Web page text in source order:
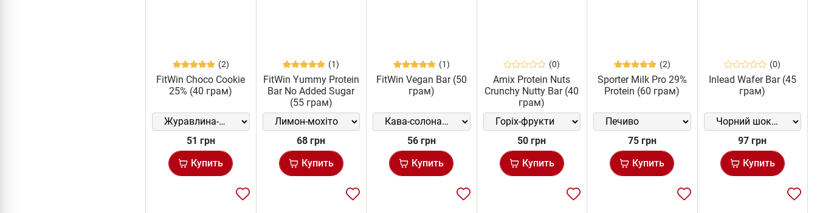
(2)
FitWin Choco Cookie
25% (40 грам)
51 грн
Купить
(1)
FitWin Yummy Protein
Bar No Added Sugar
(55 грам)
68 грн
Купить
(1)
FitWin Vegan Bar (50
грам)
56 грн
Купить
(0)
Amix Protein Nuts
Crunchy Nutty Bar (40
грам)
50 грн
Купить
(2)
Sporter Milk Pro 29%
Protein (60 грам)
75 грн
Купить
(0)
Inlead Wafer Bar (45
грам)
97 грн
Купить